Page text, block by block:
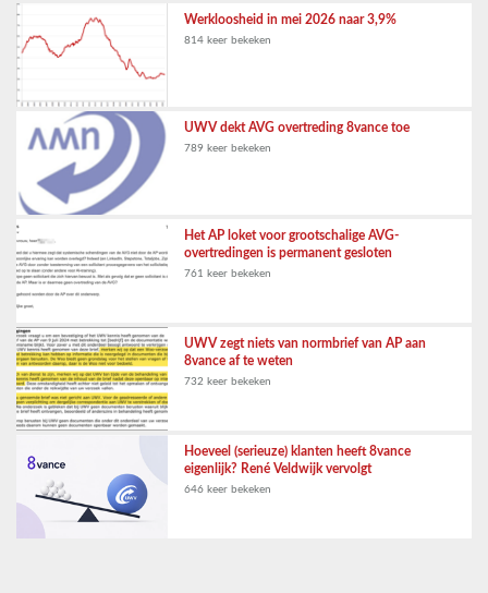
Werkloosheid in mei 2026 naar 3,9%
814 keer bekeken
UWV dekt AVG overtreding 8vance toe
789 keer bekeken
Het AP loket voor grootschalige AVG-
overtredingen is permanent gesloten
761 keer bekeken
UWV zegt niets van normbrief van AP aan
8vance af te weten
732 keer bekeken
Hoeveel (serieuze) klanten heeft 8vance
eigenlijk? René Veldwijk vervolgt
646 keer bekeken